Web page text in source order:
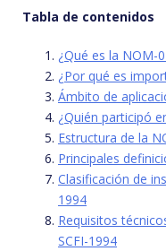
Tabla de contenidos
¿Qué es la NOM-
¿Por qué es
Ámbito de
¿Quién participó
Estructura de la
Principales
Clasificación de
1994
Requisitos
SCFI-1994